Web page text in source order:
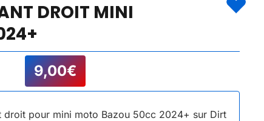
DROIT MINI
9,00€
droit pour mini moto Bazou 50cc 2024+ sur Dirt